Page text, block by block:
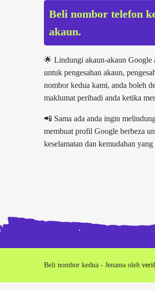
Beli nombor telefon
akaun.
🌟 Lindungi akaun-akaun Google
untuk pengesahan akaun,
nombor kedua kami, anda boleh
maklumat peribadi anda ketika
📲 Sama ada anda ingin
membuat profil Google berbeza
keselamatan dan kemudahan
Beli nombor kedua - Jenama oleh